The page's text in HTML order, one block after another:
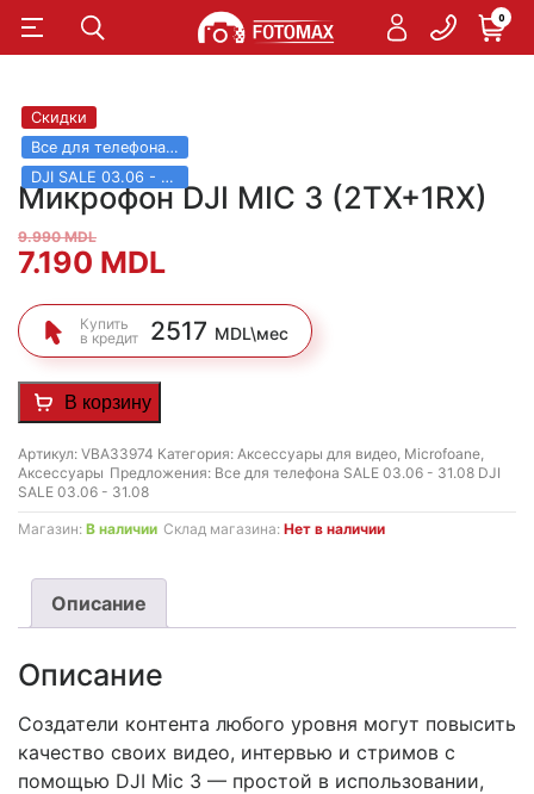
0
Скидки
Все для телефона SALE 03.06 - 31.08
DJI SALE 03.06 - 31.08
Микрофон DJI MIC 3 (2TX+1RX)
9.990MDL
Первоначальная
цена
составляла
9.990 MDL.
7.190 MDLТекущая
цена:
7.190 MDL.
Купить
в кредит
2517 MDL\мес
В корзину
Артикул: VBA33974 Категория: Аксессуары для видео, Microfoane,
Аксессуары Предложения: Все для телефона SALE 03.06 - 31.08 DJI
SALE 03.06 - 31.08
Магазин: В наличии Склад магазина: Нет в наличии
Описание
Описание
Создатели контента любого уровня могут повысить
качество своих видео, интервью и стримов с
помощью DJI Mic 3 — простой в использовании,